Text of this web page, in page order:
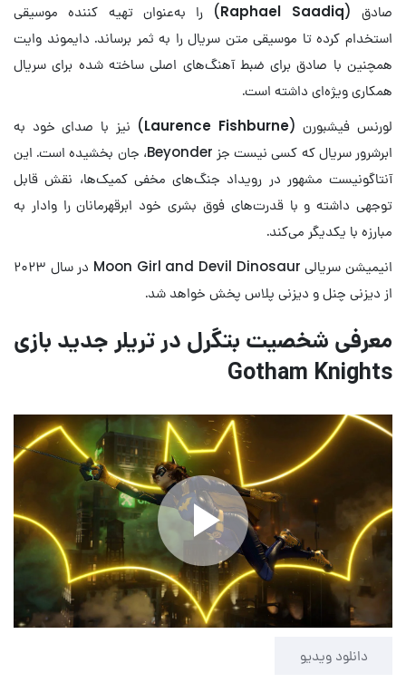
صادق (Raphael Saadiq) را به‌عنوان تهیه کننده موسیقی
استخدام کرده تا موسیقی متن سریال را به ثمر برساند. دایموند وایت
همچنین با صادق برای ضبط آهنگ‌های اصلی ساخته شده برای سریال
همکاری ویژه‌ای داشته است.
لورنس فیشبورن (Laurence Fishburne) نیز با صدای خود به
ابرشرور سریال که کسی نیست جز Beyonder، جان بخشیده است. این
آنتاگونیست مشهور در رویداد جنگ‌های مخفی کمیک‌ها، نقش قابل
توجهی داشته و با قدرت‌های فوق بشری خود ابرقهرمانان را وادار به
مبارزه با یکدیگر می‌کند.
انیمیشن سریالی Moon Girl and Devil Dinosaur در سال ۲۰۲۳
از دیزنی چنل و دیزنی پلاس پخش خواهد شد.
معرفی شخصیت بتگرل در تریلر جدید بازی
Gotham Knights
Play
دانلود ویدیو